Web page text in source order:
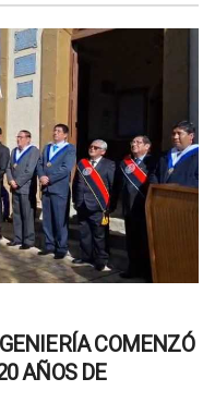
COMENZÓ
AÑOS DE